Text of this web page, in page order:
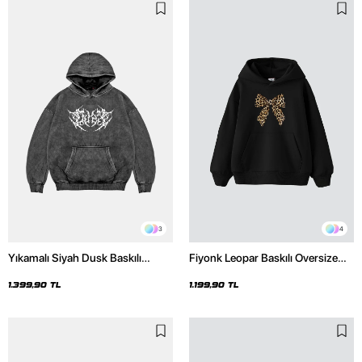
3
Yıkamalı Siyah Dusk Baskılı
1.399,90 TL
4
Fiyonk Leopar Baskılı Oversize
1.199,90 TL